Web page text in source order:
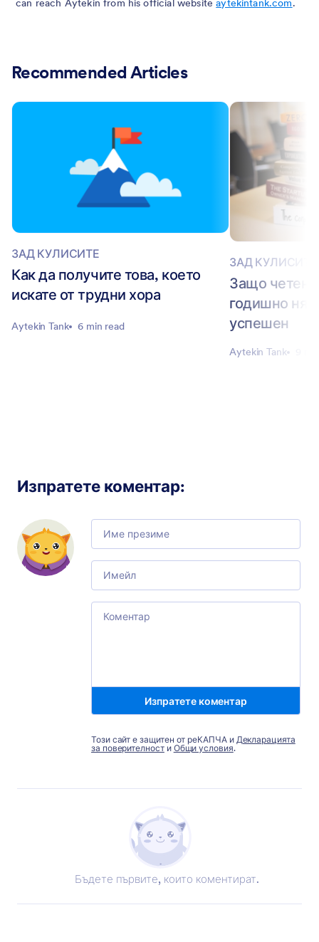
can reach Aytekin from his official websiteaytekintank.com.
Recommended Articles
ЗАД КУЛИСИТЕ
Как да получите това, което
искате от трудни хора
Aytekin Tank 6 min read
ЗАД КУЛИСИТЕ
Защо
годишно
успешен
Aytekin Tank
Изпратете коментар:
Comment
Email
Comment
Изпратете коментар
Този сайт е защитен от реКАПЧА и Декларацията
за поверителности Общи условия.
Бъдете първите, които коментират.